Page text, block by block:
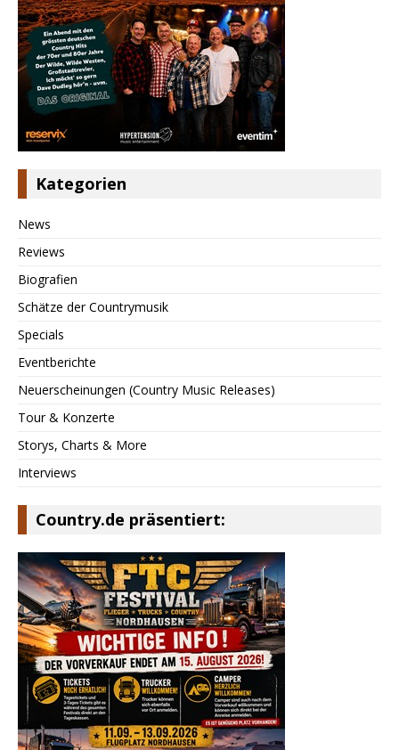
Kategorien
News
Reviews
Biografien
Schätze der Countrymusik
Specials
Eventberichte
Neuerscheinungen (Country Music Releases)
Tour & Konzerte
Storys, Charts & More
Interviews
Country.de präsentiert: